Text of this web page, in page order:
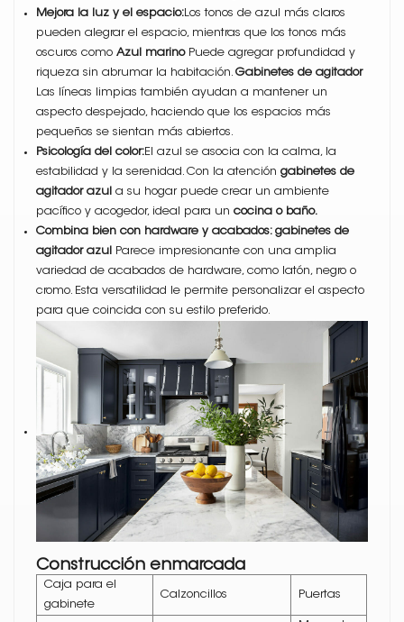
Mejora la luz y el espacio: Los tonos de azul más claros
pueden alegrar el espacio, mientras que los tonos más
oscuros como Azul marinoPuede agregar profundidad y
riqueza sin abrumar la habitación. Gabinetes de agitador
Las líneas limpias también ayudan a mantener un
aspecto despejado, haciendo que los espacios más
pequeños se sientan más abiertos.
Psicología del color:El azul se asocia con la calma, la
estabilidad y la serenidad. Con la atención gabinetes de
agitador azul a su hogar puede crear un ambiente
pacífico y acogedor, ideal para un cocina o baño.
Combina bien con hardware y acabados: gabinetes de
agitador azul
Parece impresionante con una amplia
variedad de acabados de hardware, como latón, negro o
cromo. Esta versatilidad le permite personalizar el aspecto
para que coincida con su estilo preferido.
Construcción enmarcada
Caja para el
gabinete
Calzoncillos Puertas